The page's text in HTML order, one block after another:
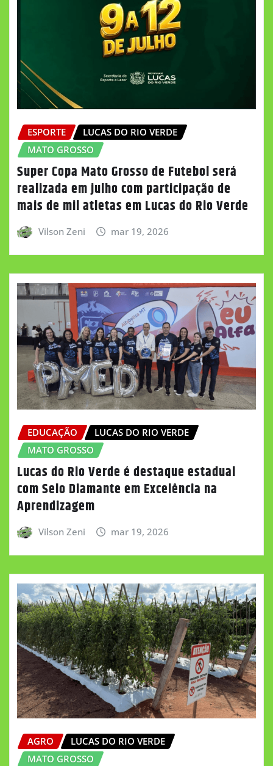
ESPORTE
LUCAS DO RIO VERDE
MATO GROSSO
Super Copa Mato Grosso de Futebol será
realizada em julho com participação de
mais de mil atletas em Lucas do Rio Verde
Vilson Zeni mar 19, 2026
EDUCAÇÃO
LUCAS DO RIO VERDE
MATO GROSSO
Lucas do Rio Verde é destaque estadual
com Selo Diamante em Excelência na
Aprendizagem
Vilson Zeni mar 19, 2026
AGRO
LUCAS DO RIO VERDE
MATO GROSSO